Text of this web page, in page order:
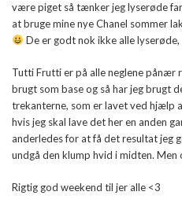
være piget så tænker jeg lyserøde
at bruge mine nye Chanel sommer
De er godt nok ikke alle
Tutti Frutti er på alle neglene pånær
brugt som base og så har jeg brugt
trekanterne, som er lavet ved hjælp
hvis jeg skal lave det her en anden
anderledes for at få det resultat jeg
undgå den klump hvid i midten.
Rigtig god weekend til jer alle <3